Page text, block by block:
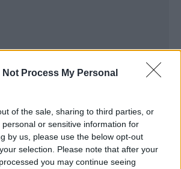
Not Process My Personal
of the sale, sharing to third parties, or
or sensitive information for
by us, please use the below opt-out
selection. Please note that after your
you may continue seeing